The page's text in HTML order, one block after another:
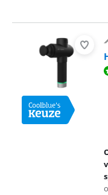
Beoordeling is 8,0 van de